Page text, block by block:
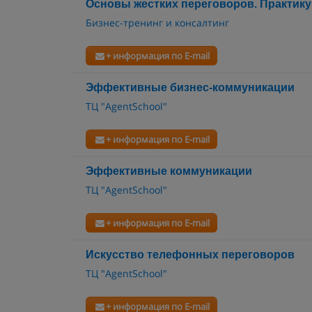
Основы жестких переговоров.
Бизнес-тренинг и консалтинг
+ информация по E-mail
Эффективные бизнес-коммуникации
ТЦ "AgentSchool"
+ информация по E-mail
Эффективные коммуникации
ТЦ "AgentSchool"
+ информация по E-mail
Искусство телефонных переговоров
ТЦ "AgentSchool"
+ информация по E-mail